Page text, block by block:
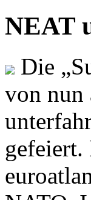
NEAT
Die
von nun